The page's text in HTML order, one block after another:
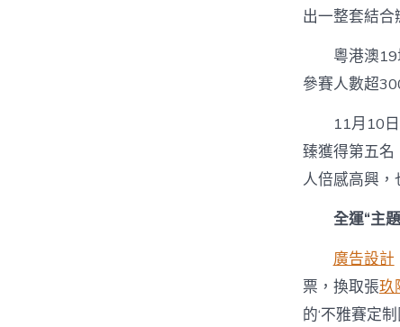
出一整套結
粵港澳
參賽人數超
11月10
臻獲得第五名
人倍感高興，
全運“主
廣告設計
票，換取張玖
的‘不雅賽定